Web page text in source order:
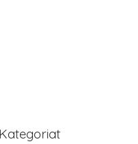
Kategoriat